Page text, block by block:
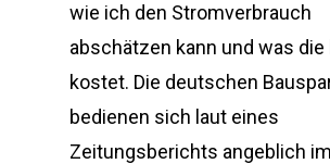
wie ich den Stromverbrauch
abschätzen kann und was die
kostet. Die deutschen
bedienen sich laut eines
Zeitungsberichts angeblich